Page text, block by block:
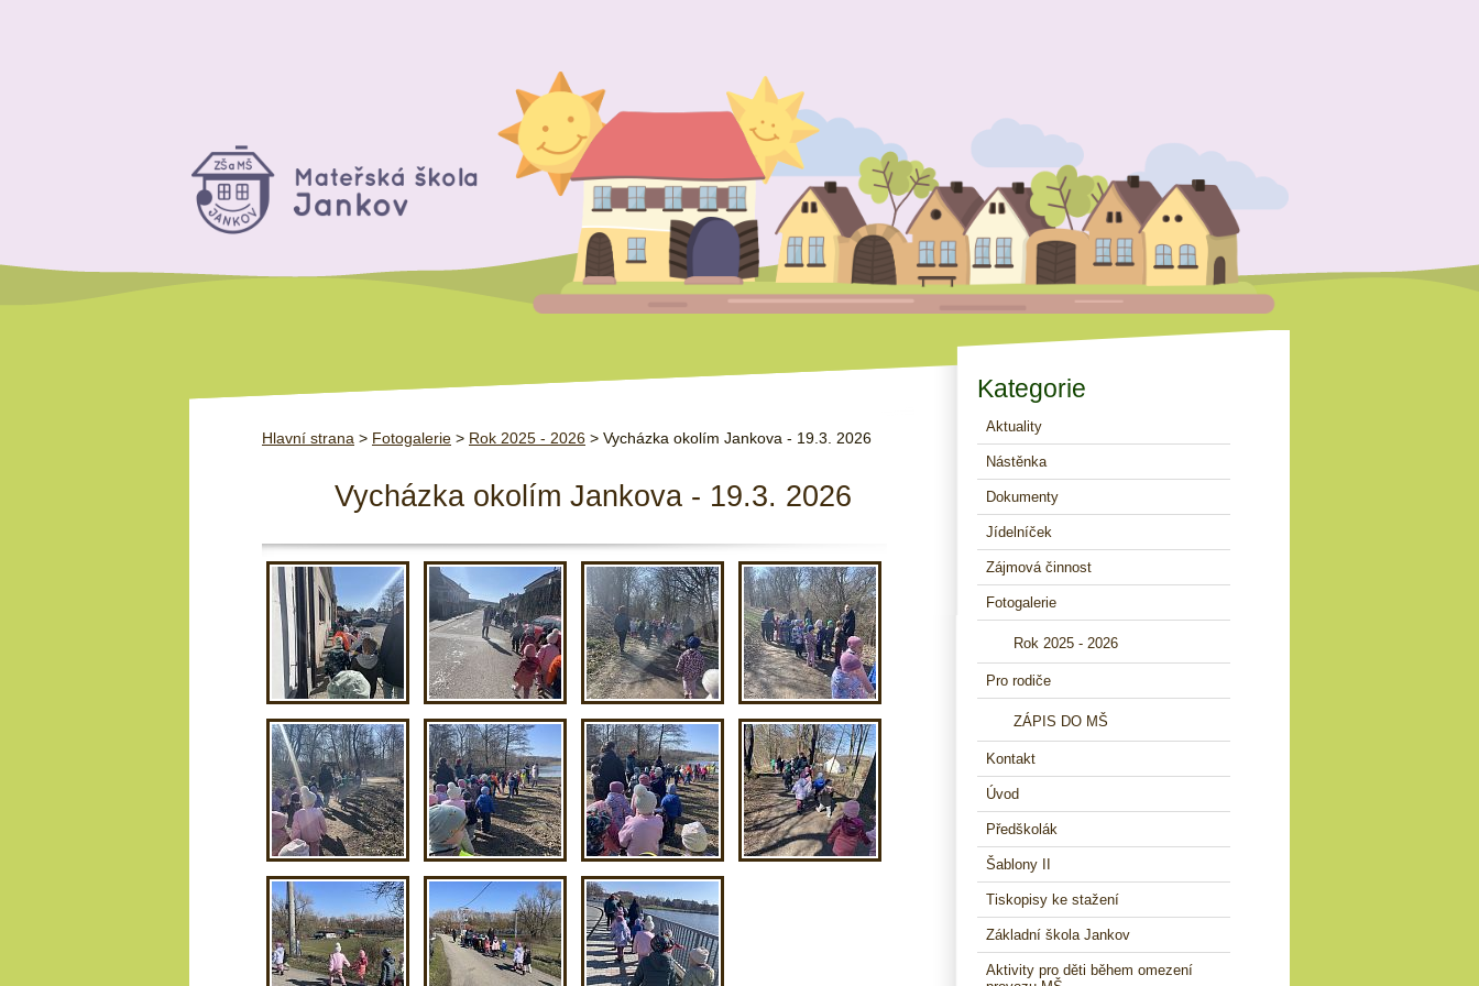
Hlavní strana > Fotogalerie > Rok 2025 - 2026 > Vycházka okolím Jankova - 19.3. 2026
Vycházka okolím Jankova - 19.3. 2026
Kategorie
Aktuality
Nástěnka
Dokumenty
Jídelníček
Zájmová činnost
Fotogalerie
Rok 2025 - 2026
Pro rodiče
ZÁPIS DO MŠ
Kontakt
Úvod
Předškolák
Šablony II
Tiskopisy ke stažení
Základní škola Jankov
Aktivity pro děti během omezení